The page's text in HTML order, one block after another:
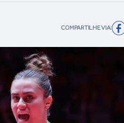
COMPARTILHE VIA: